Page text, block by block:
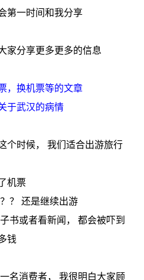
第一时间和我分享
家分享更多更多的信息
，换机票等的文章
于武汉的病情
个时候， 我们适合出游旅行
机票
？ 还是继续出游
书或者看新闻， 都会被吓到
钱
名消费者， 我很明白大家顾